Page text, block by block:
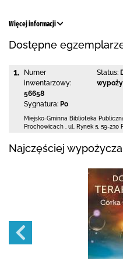
Więcej informacji
Dostępne
1.
Numer
inwentarzowy:
56658
Sygnatura: Po
Status:
Miejsko-Gminna Biblioteka
Prochowicach
ul. Rynek 5 59-230
Najczęściej